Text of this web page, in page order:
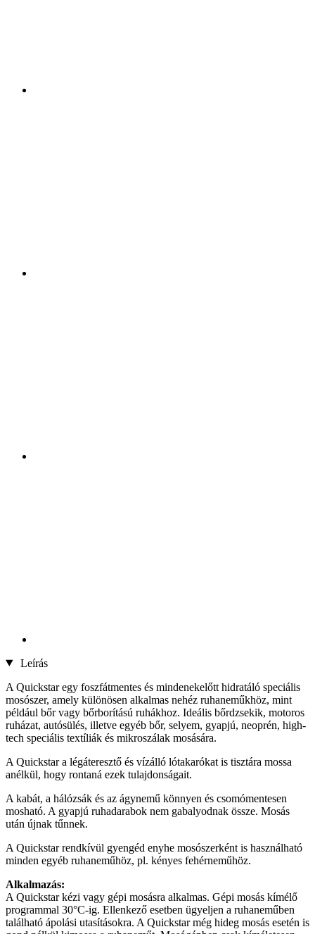
Leírás
A Quickstar egy foszfátmentes és mindenekelőtt hidratáló speciális
mosószer, amely különösen alkalmas nehéz ruhaneműkhöz, mint
például bőr vagy bőrborítású ruhákhoz. Ideális bőrdzsekik, motoros
ruházat, autósülés, illetve egyéb bőr, selyem, gyapjú, neoprén, high-
tech speciális textíliák és mikroszálak mosására.
A Quickstar a légáteresztő és vízálló lótakarókat is tisztára mossa
anélkül, hogy rontaná ezek tulajdonságait.
A kabát, a hálózsák és az ágynemű könnyen és csomómentesen
mosható. A gyapjú ruhadarabok nem gabalyodnak össze. Mosás
után újnak tűnnek.
A Quickstar rendkívül gyengéd enyhe mosószerként is használható
minden egyéb ruhaneműhöz, pl. kényes fehérneműhöz.
Alkalmazás:
A Quickstar kézi vagy gépi mosásra alkalmas. Gépi mosás kímélő
programmal 30°C-ig. Ellenkező esetben ügyeljen a ruhaneműben
található ápolási utasításokra. A Quickstar még hideg mosás esetén is